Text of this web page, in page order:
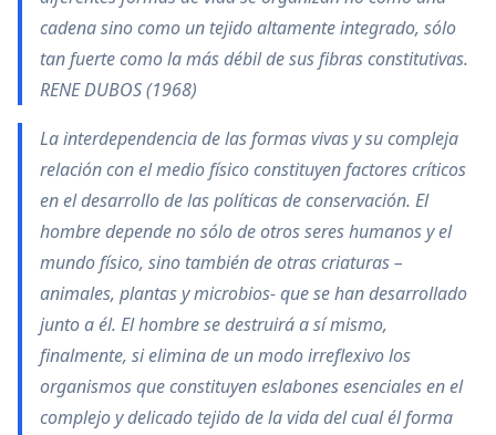
cadena sino como un tejido altamente integrado, sólo
tan fuerte como la más débil de sus fibras constitutivas.
RENE DUBOS (1968)
La interdependencia de las formas vivas y su compleja
relación con el medio físico constituyen factores críticos
en el desarrollo de las políticas de conservación. El
hombre depende no sólo de otros seres humanos y el
mundo físico, sino también de otras criaturas –
animales, plantas y microbios- que se han desarrollado
junto a él. El hombre se destruirá a sí mismo,
finalmente, si elimina de un modo irreflexivo los
organismos que constituyen eslabones esenciales en el
complejo y delicado tejido de la vida del cual él forma